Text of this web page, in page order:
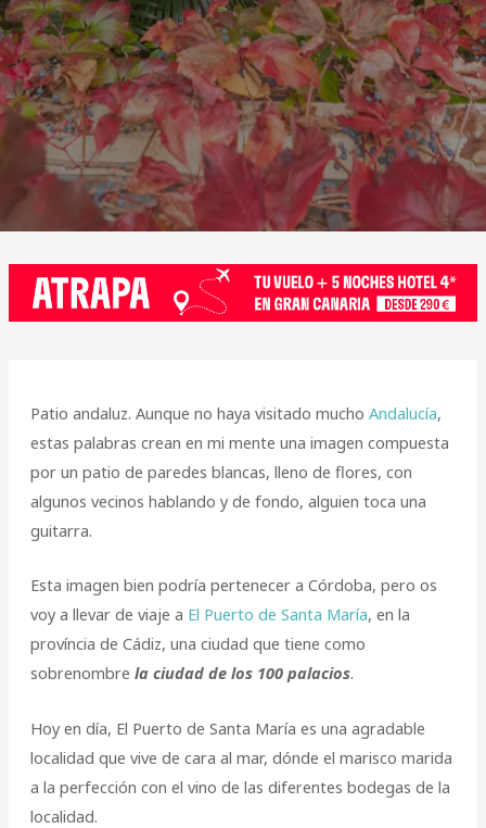
Patio andaluz. Aunque no haya visitado mucho Andalucía,
estas palabras crean en mi mente una imagen compuesta
por un patio de paredes blancas, lleno de flores, con
algunos vecinos hablando y de fondo, alguien toca una
guitarra.
Esta imagen bien podría pertenecer a Córdoba, pero os
voy a llevar de viaje a El Puerto de Santa María, en la
província de Cádiz, una ciudad que tiene como
sobrenombre la ciudad de los 100 palacios.
Hoy en día, El Puerto de Santa María es una agradable
localidad que vive de cara al mar, dónde el marisco marida
a la perfección con el vino de las diferentes bodegas de la
localidad.